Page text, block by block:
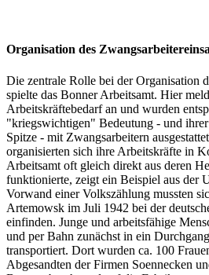
Organisation des
Die zentrale Rolle bei der Organisation
spielte das Bonner Arbeitsamt. Hier
Arbeitskräftebedarf an und wurden
"kriegswichtigen" Bedeutung - und
Spitze - mit Zwangsarbeitern
organisierten sich ihre Arbeitskräfte in
Arbeitsamt oft gleich direkt aus deren
funktionierte, zeigt ein Beispiel aus der
Vorwand einer Volkszählung mussten
Artemowsk im Juli 1942 bei der
einfinden. Junge und arbeitsfähige
und per Bahn zunächst in ein
transportiert. Dort wurden ca. 100
Abgesandten der Firmen Soennecken